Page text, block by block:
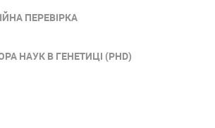
ПЕРЕВІРКА
НАУК В ГЕНЕТИЦІ (PHD)